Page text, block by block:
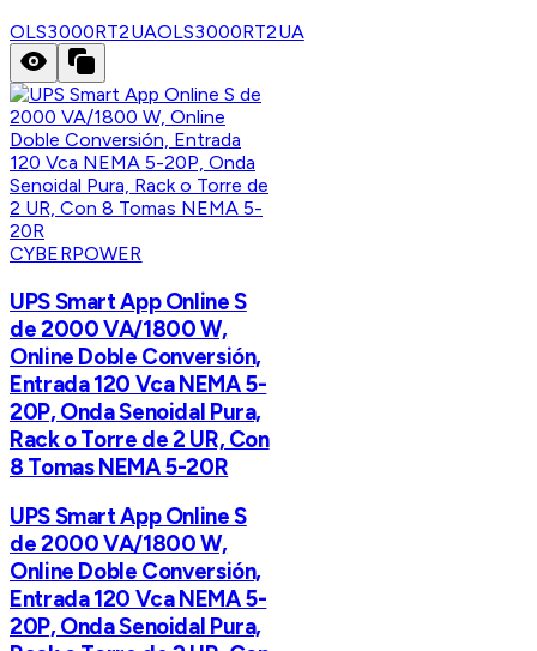
OLS3000RT2UAOLS3000RT2UA
CYBERPOWER
UPS Smart App Online S
de 2000 VA/1800 W,
Online Doble Conversión,
Entrada 120 Vca NEMA 5-
20P, Onda Senoidal Pura,
Rack o Torre de 2 UR, Con
8 Tomas NEMA 5-20R
UPS Smart App Online S
de 2000 VA/1800 W,
Online Doble Conversión,
Entrada 120 Vca NEMA 5-
20P, Onda Senoidal Pura,